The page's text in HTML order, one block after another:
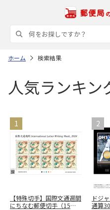
ホーム 検索結果
人気ランキン
【特殊切手】国際文通週間
にちなむ郵便切手（15
ドジ
通算